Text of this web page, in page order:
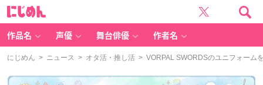
作品名 声優 舞台俳優 作者名
にじめん > ニュース > オタ活・推し活 > VORPAL SWORDSのユニフォーム